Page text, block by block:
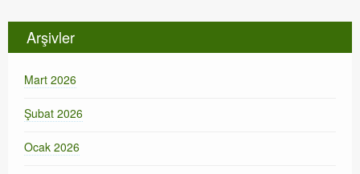
Arşivler
Mart 2026
Şubat 2026
Ocak 2026